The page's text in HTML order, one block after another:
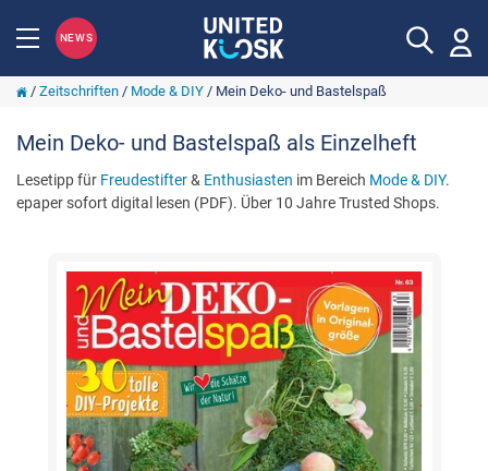
NEWS
/ Zeitschriften/ Mode & DIY/ Mein Deko- und Bastelspaß
Mein Deko- und Bastelspaß als Einzelheft
Lesetipp für Freudestifter& Enthusiasten im Bereich Mode & DIY.
epaper sofort digital lesen (PDF). Über 10 Jahre Trusted Shops.